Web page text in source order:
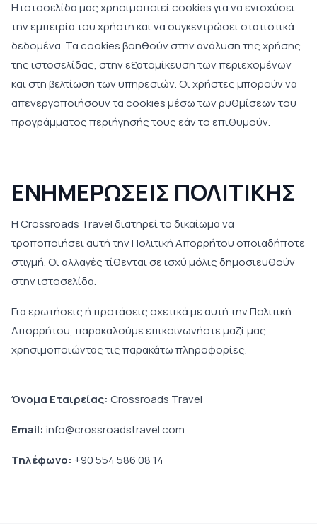
Η ιστοσελίδα μας χρησιμοποιεί cookies για να ενισχύσει
την εμπειρία του χρήστη και να συγκεντρώσει στατιστικά
δεδομένα. Τα cookies βοηθούν στην ανάλυση της χρήσης
της ιστοσελίδας, στην εξατομίκευση των περιεχομένων
και στη βελτίωση των υπηρεσιών. Οι χρήστες μπορούν να
απενεργοποιήσουν τα cookies μέσω των ρυθμίσεων του
προγράμματος περιήγησής τους εάν το επιθυμούν.
ΕΝΗΜΕΡΩΣΕΙΣ ΠΟΛΙΤΙΚΗΣ
Η Crossroads Travel διατηρεί το δικαίωμα να
τροποποιήσει αυτή την Πολιτική Απορρήτου οποιαδήποτε
στιγμή. Οι αλλαγές τίθενται σε ισχύ μόλις δημοσιευθούν
στην ιστοσελίδα.
Για ερωτήσεις ή προτάσεις σχετικά με αυτή την Πολιτική
Απορρήτου, παρακαλούμε επικοινωνήστε μαζί μας
χρησιμοποιώντας τις παρακάτω πληροφορίες.
Όνομα Εταιρείας: Crossroads Travel
Email: info@crossroadstravel.com
Τηλέφωνο: +90 554 586 08 14